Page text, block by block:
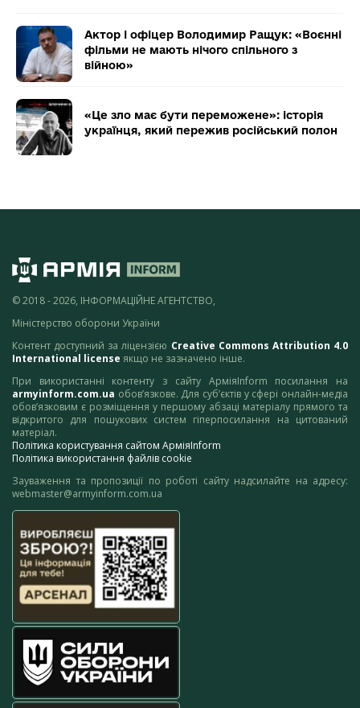
Актор і офіцер Володимир Ращук: «Воєнні
фільми не мають нічого спільного з
війною»
«Це зло має бути переможене»: історія
українця, який пережив російський полон
© 2018 - 2026, ІНФОРМАЦІЙНЕ АГЕНТСТВО,
Міністерство оборони України
Контент доступний за ліцензією Creative Commons Attribution 4.0
International license якщо не зазначено інше.
При використанні контенту з сайту АрміяInform посилання на
armyinform.com.ua обов’язкове. Для суб’єктів у сфері онлайн-медіа
обов’язковим є розміщення у першому абзаці матеріалу прямого та
відкритого для пошукових систем гіперпосилання на цитований
матеріал.
Політика користування сайтом АрміяInform
Політика використання файлів cookie
Зауваження та пропозиції по роботі сайту надсилайте на адресу:
webmaster@armyinform.com.ua